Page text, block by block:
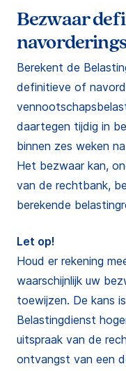
Bezwaar
Berekent de
definitieve of
daartegen tijdig in
binnen zes weken
Het bezwaar kan,
van de rechtbank,
berekende
Let op!
Houd er rekening
waarschijnlijk uw
toewijzen. De kans
Belastingdienst
uitspraak van de
ontvangst van een